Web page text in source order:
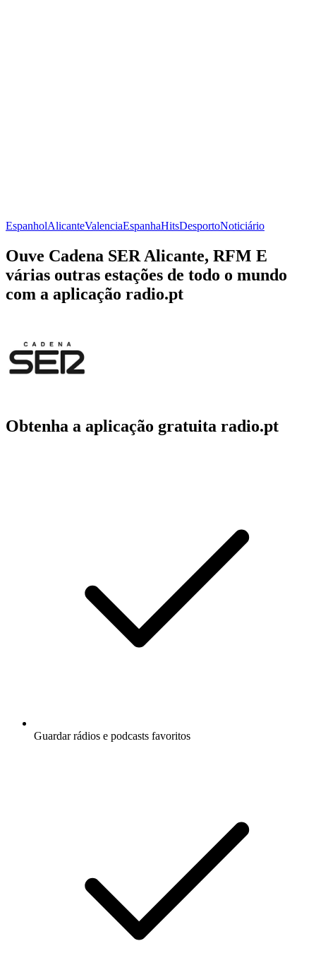
EspanholAlicanteValenciaEspanhaHitsDesportoNoticiário
Ouve Cadena SER Alicante, RFM E
várias outras estações de todo o mundo
com a aplicação radio.pt
Obtenha a aplicação gratuita radio.pt
Guardar rádios e podcasts favoritos